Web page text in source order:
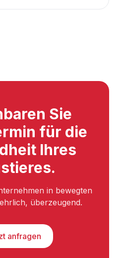
Sie
für die
Ihres
in bewegten
überzeugend.
anfragen